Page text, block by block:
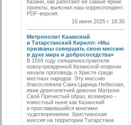
Казани, как работают ее самые яркие
проекты, выяснил наш корреспондент.
PDF-версия.
16 июня 2025 г. 18:30
Митрополит Казанский
и Татарстанский Кирилл: «Мы
призваны совершать свою миссию
в духе мира и добрососедства»
В 1555 году священнослужители
новоучрежденной Казанской епархии
начали проповедь о Христе среди
местных народов. Эту миссию
благословила Сама Царица Небесная,
явив девятилетней девочке Матроне
Свой Пречистый образ, всемирно ­
известный ныне как Казанский
и прославившийся многими
чудотворениями. Христианская
миссия на территории Татарстана